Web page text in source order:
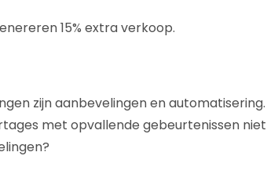
15% extra verkoop.
zijn aanbevelingen en
met opvallende gebeurtenissen